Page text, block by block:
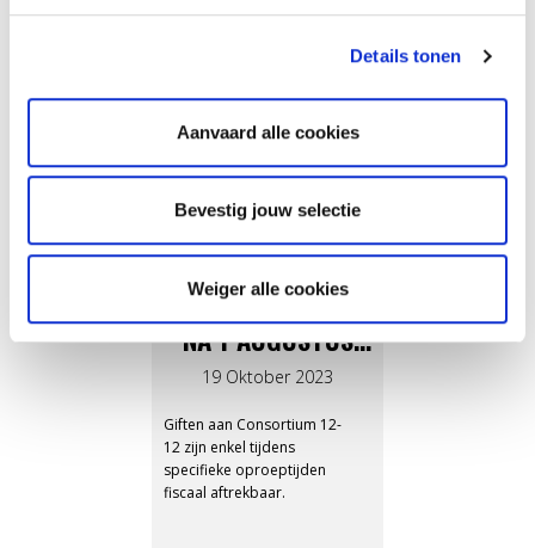
Details tonen
Aanvaard alle cookies
Bevestig jouw selectie
Weiger alle cookies
GIFTEN AAN 12-12
NA 1 AUGUSTUS
ZIJN NIET MEER
FISCAAL
AFTREKBAAR
19 Oktober 2023
Giften aan Consortium 12-
12 zijn enkel tijdens
specifieke oproeptijden
fiscaal aftrekbaar.